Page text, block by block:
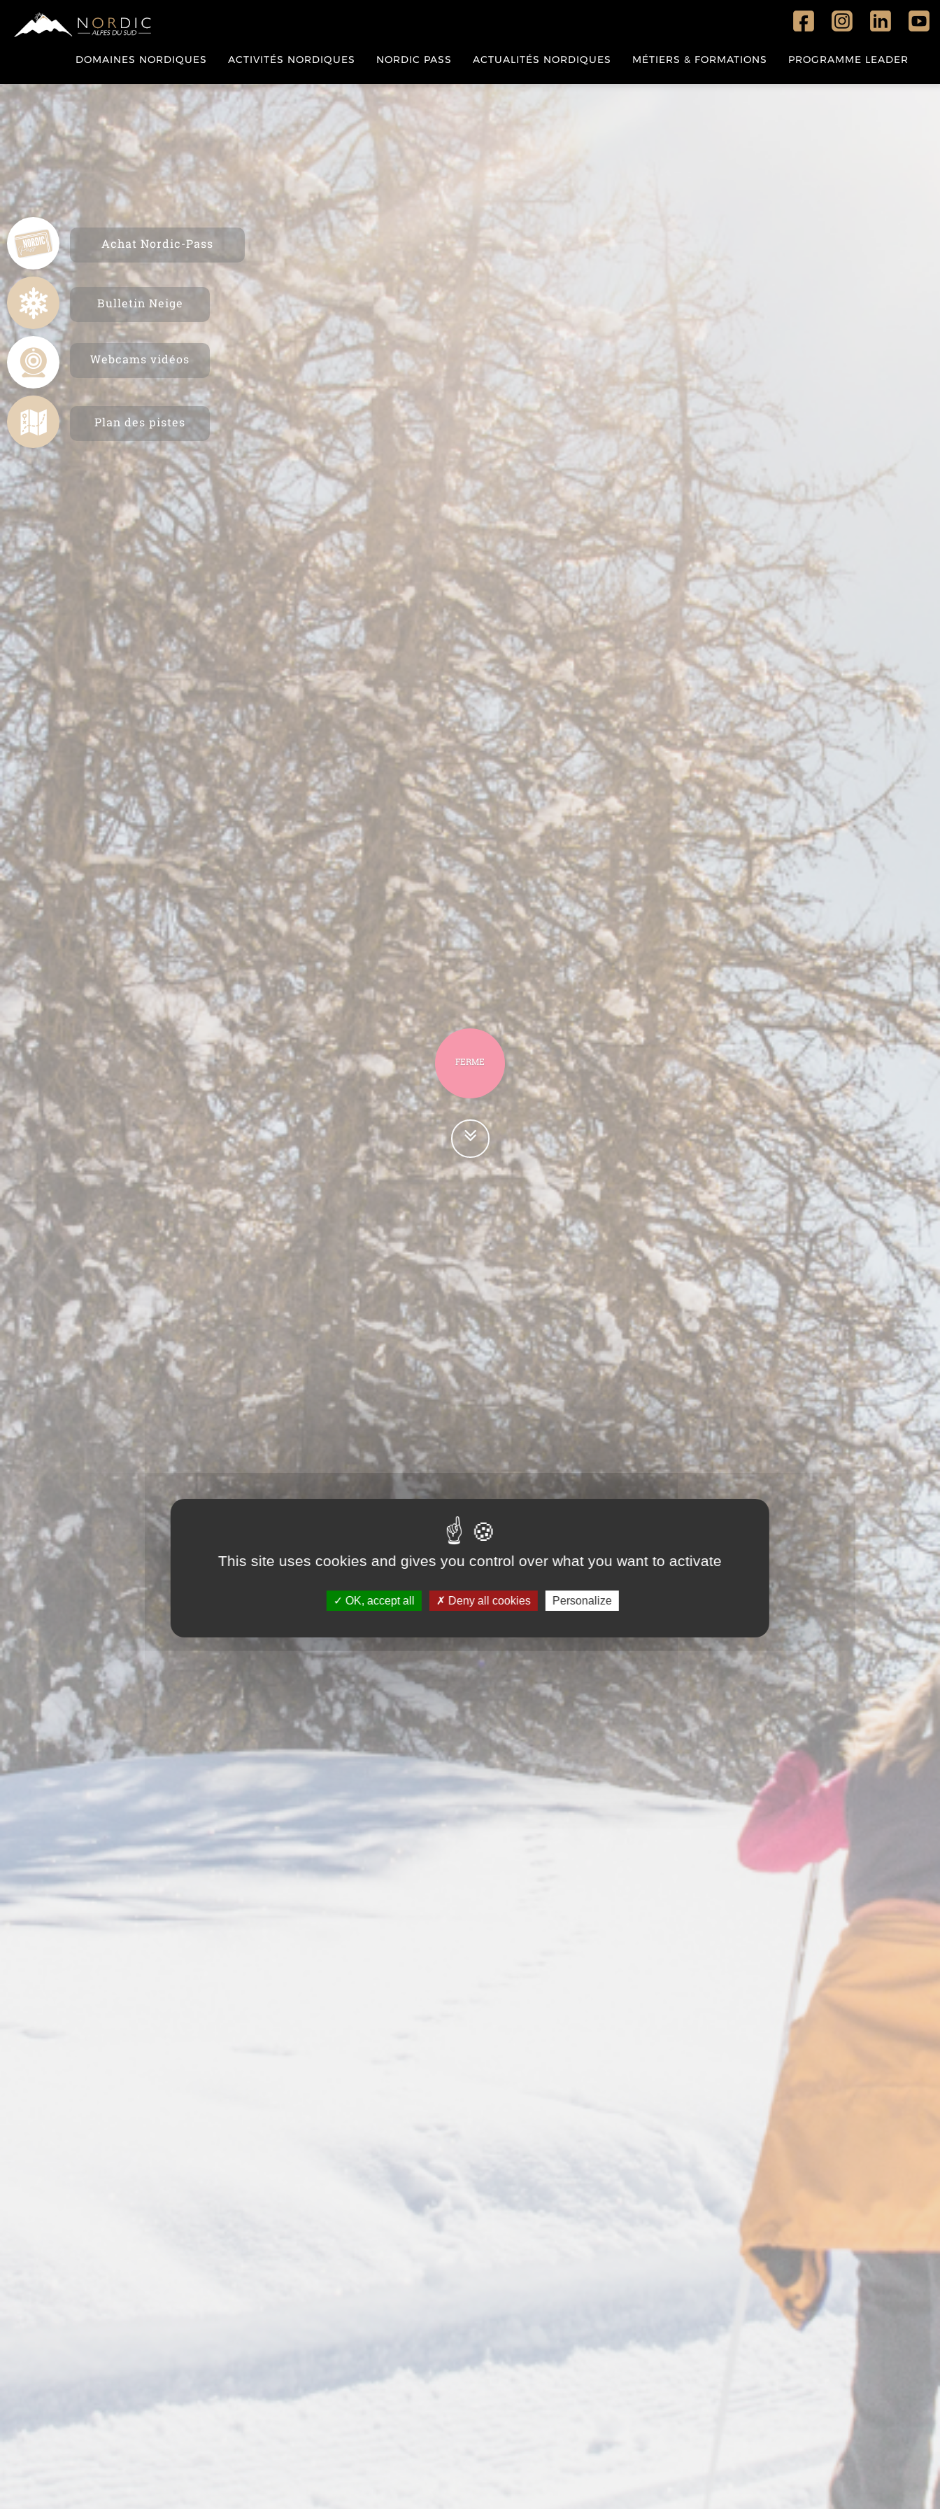
DOMAINES NORDIQUES ACTIVITÉS NORDIQUES NORDIC PASS ACTUALITÉS NORDIQUES MÉTIERS & FORMATIONS PROGRAMME LEADER
Achat Nordic-Pass
Bulletin Neige
Webcams vidéos
Plan des pistes
FERME
This site uses cookies and gives you control over what you want to activate
OK, accept all Deny all cookies Personalize